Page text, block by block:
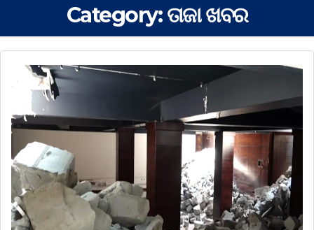
Category:ତାଜା ଖବର